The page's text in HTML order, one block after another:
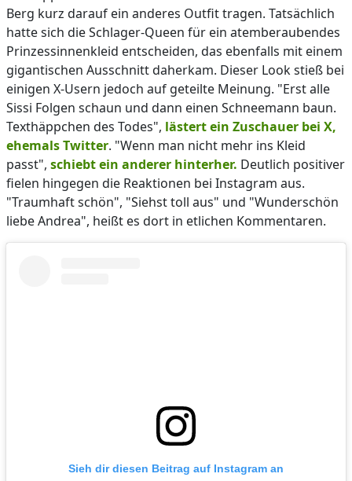
Berg kurz darauf ein anderes Outfit tragen. Tatsächlich
hatte sich die Schlager-Queen für ein atemberaubendes
Prinzessinnenkleid entscheiden, das ebenfalls mit einem
gigantischen Ausschnitt daherkam. Dieser Look stieß bei
einigen X-Usern jedoch auf geteilte Meinung. "Erst alle
Sissi Folgen schaun und dann einen Schneemann baun.
Texthäppchen des Todes", lästert ein Zuschauer bei X,
ehemals Twitter. "Wenn man nicht mehr ins Kleid
passt", schiebt ein anderer hinterher. Deutlich positiver
fielen hingegen die Reaktionen bei Instagram aus.
"Traumhaft schön", "Siehst toll aus" und "Wunderschön
liebe Andrea", heißt es dort in etlichen Kommentaren.
Sieh dir diesen Beitrag auf Instagram an